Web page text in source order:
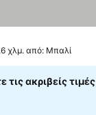
χλμ. από: Μπαλί
τις ακριβείς τιμές